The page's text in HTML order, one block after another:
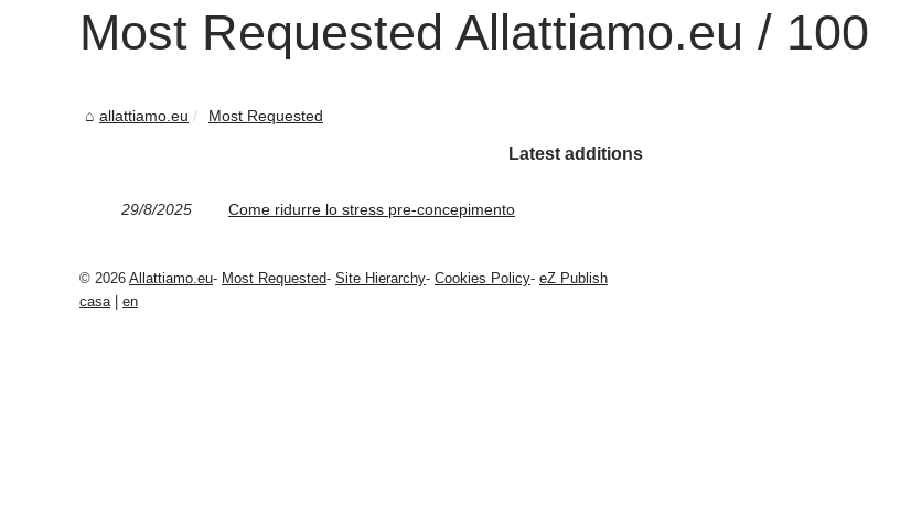
Most Requested Allattiamo.eu / 100
allattiamo.eu Most Requested
Latest additions
29/8/2025 Come ridurre lo stress pre-concepimento
© 2026 Allattiamo.eu- Most Requested- Site Hierarchy- Cookies Policy- eZ Publish
casa| en